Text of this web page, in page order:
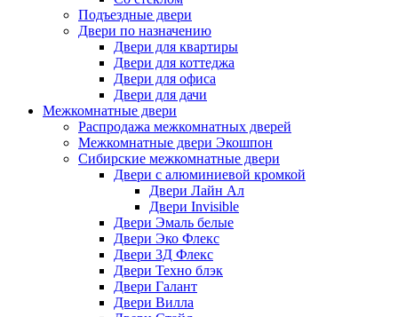
Подъездные двери
Двери по назначению
Двери для квартиры
Двери для коттеджа
Двери для офиса
Двери для дачи
Межкомнатные двери
Распродажа межкомнатных дверей
Межкомнатные двери Экошпон
Сибирские межкомнатные двери
Двери с алюминиевой кромкой
Двери Лайн Ал
Двери Invisible
Двери Эмаль белые
Двери Эко Флекс
Двери 3Д Флекс
Двери Техно блэк
Двери Галант
Двери Вилла